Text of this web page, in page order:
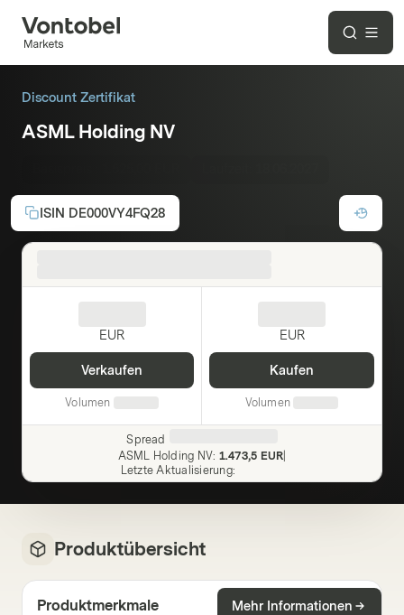
Discount Zertifikat
ASML Holding NV
ISIN DE000VY4FQ28
EUR
Verkaufen
Volumen
EUR
Kaufen
Volumen
Spread
ASML Holding NV: 1.473,5 EUR
Letzte Aktualisierung:
Produktübersicht
Produktmerkmale Mehr Informationen